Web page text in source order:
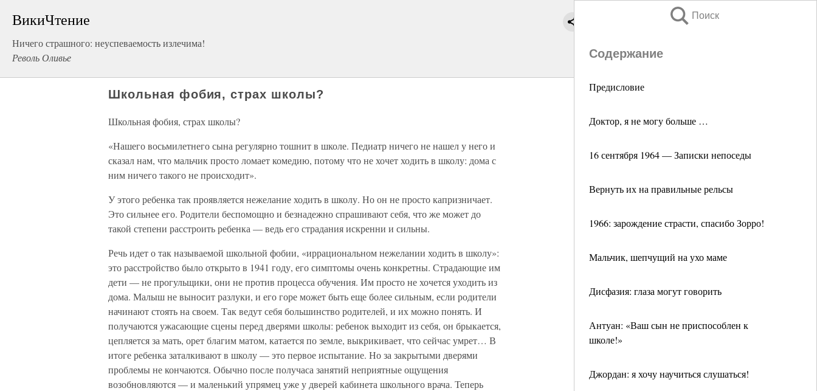
ВикиЧтение
Ничего страшного: неуспеваемость излечима!
Револь Оливье
Поиск
Содержание
Предисловие
Доктор, я не могу больше …
16 сентября 1964 — Записки непоседы
Вернуть их на правильные рельсы
1966: зарождение страсти, спасибо Зорро!
Мальчик, шепчущий на ухо маме
Дисфазия: глаза могут говорить
Антуан: «Ваш сын не приспособлен к
школе!»
Джордан: я хочу научиться слушаться!
Школьная фобия, страх школы?
Школьная фобия, страх школы?
«Нашего восьмилетнего сына регулярно тошнит в школе. Педиатр ничего не нашел у него и
сказал нам, что мальчик просто ломает комедию, потому что не хочет ходить в школу: дома с
ним ничего такого не происходит».
У этого ребенка так проявляется нежелание ходить в школу. Но он не просто капризничает.
Это сильнее его. Родители беспомощно и безнадежно спрашивают себя, что же может до
такой степени расстроить ребенка — ведь его страдания искренни и сильны.
Речь идет о так называемой школьной фобии, «иррациональном нежелании ходить в школу»:
это расстройство было открыто в 1941 году, его симптомы очень конкретны. Страдающие им
дети — не прогульщики, они не против процесса обучения. Им просто не хочется уходить из
дома. Малыш не выносит разлуки, и его горе может быть еще более сильным, если родители
начинают стоять на своем. Так ведут себя большинство родителей, и их можно понять. И
получаются ужасающие сцены перед дверями школы: ребенок выходит из себя, он брыкается,
цепляется за мать, орет благим матом, катается по земле, выкрикивает, что сейчас умрет… В
итоге ребенка заталкивают в школу — это первое испытание. Но за закрытыми дверями
проблемы не кончаются. Обычно после получаса занятий неприятные ощущения
возобновляются — и маленький упрямец уже у дверей кабинета школьного врача. Теперь